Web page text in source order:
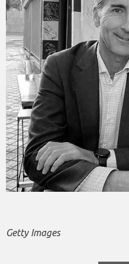
Getty Images